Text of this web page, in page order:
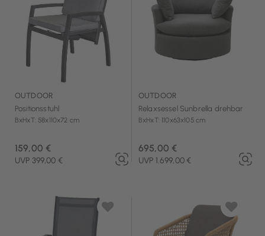
OUTDOOR
Positionsstuhl
BxHxT: 58x110x72 cm
159,00 €
UVP 399,00 €
OUTDOOR
Relaxsessel Sunbrella drehbar
BxHxT: 110x63x105 cm
695,00 €
UVP 1.699,00 €